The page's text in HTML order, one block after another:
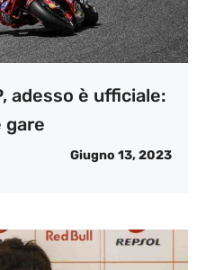
adesso è ufficiale:
gare
Giugno 13, 2023